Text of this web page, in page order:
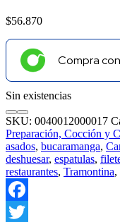
$56.870
Compra
Sin existencias
SKU: 0040012000017
Preparación, Cocción y
asados, bucaramanga,
deshuesar, espatulas,
restaurantes, Tramontina,
Facebook